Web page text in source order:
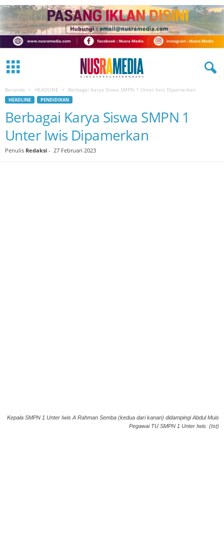
Beranda HEADLINE Berbagai Karya Siswa SMPN 1 Unter Iwis Dipamerkan
HEADLINE PENDIDIKAN
Berbagai Karya Siswa SMPN 1
Unter Iwis Dipamerkan
Penulis Redaksi - 27 Februari 2023
Kepala SMPN 1 Unter Iwis A Rahman Semba (kedua dari kanan) didampingi Abdul Muis
Pegawai TU SMPN 1 Unter Iwis. (Ist)